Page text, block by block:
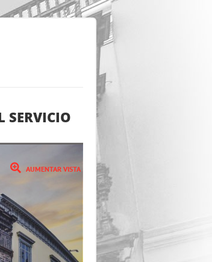
SERVICIO